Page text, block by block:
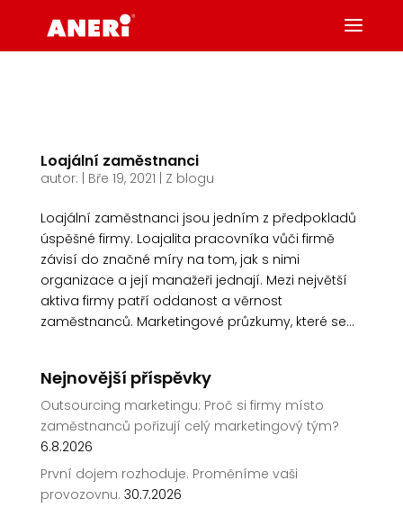
Loajální zaměstnanci
autor: Bře 19, 2021 Z blogu
Loajální zaměstnanci jsou jedním z předpokladů
úspěšné firmy. Loajalita pracovníka vůči firmě
závisí do značné míry na tom, jak s nimi
organizace a její manažeři jednají. Mezi největší
aktiva firmy patří oddanost a věrnost
zaměstnanců. Marketingové průzkumy, které se...
Nejnovější příspěvky
Outsourcing marketingu: Proč si firmy místo
zaměstnanců pořizují celý marketingový tým?
6.8.2026
První dojem rozhoduje. Proměníme vaši
provozovnu. 30.7.2026